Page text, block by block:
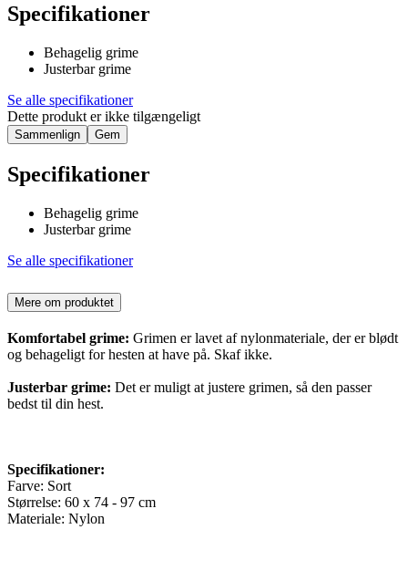
Specifikationer
Behagelig grime
Justerbar grime
Se alle specifikationer
Dette produkt er ikke tilgængeligt
Sammenlign Gem
Specifikationer
Behagelig grime
Justerbar grime
Se alle specifikationer
Mere om produktet
Komfortabel grime: Grimen er lavet af nylonmateriale, der er blødt
og behageligt for hesten at have på. Skaf ikke.
Justerbar grime: Det er muligt at justere grimen, så den passer
bedst til din hest.
Specifikationer:
Farve: Sort
Størrelse: 60 x 74 - 97 cm
Materiale: Nylon